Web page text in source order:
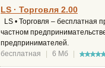
LS · Торговля 2.00
LS • Торговля – бесплатная
частном
предпринимателей.
бесплатная
6 Мб